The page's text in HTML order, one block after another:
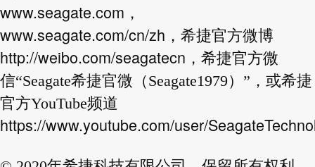
www.seagate.com ，
www.seagate.com/cn/zh ，希捷官方微博
http://weibo.com/seagatecn ，希捷官方微
信“Seagate希捷官微（Seagate1979）”，或希捷
官方YouTube频道
https://www.youtube.com/user/